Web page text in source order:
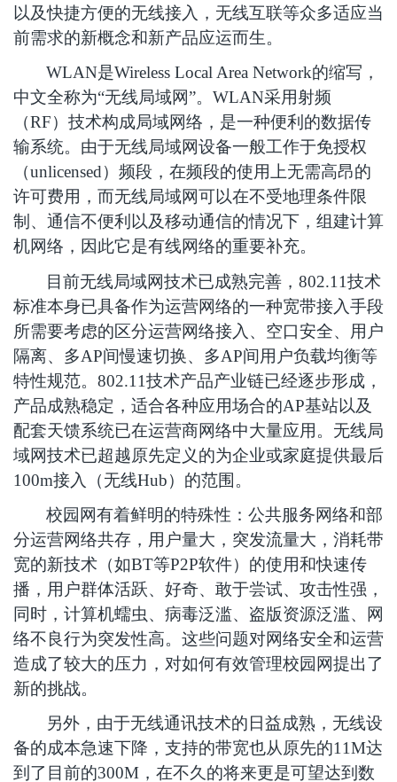
以及快捷方便的无线接入，无线互联等众多适应当
前需求的新概念和新产品应运而生。
WLAN是Wireless Local Area Network的缩写，
中文全称为“无线局域网”。WLAN采用射频
（RF）技术构成局域网络，是一种便利的数据传
输系统。由于无线局域网设备一般工作于免授权
（unlicensed）频段，在频段的使用上无需高昂的
许可费用，而无线局域网可以在不受地理条件限
制、通信不便利以及移动通信的情况下，组建计算
机网络，因此它是有线网络的重要补充。
目前无线局域网技术已成熟完善，802.11技术
标准本身已具备作为运营网络的一种宽带接入手段
所需要考虑的区分运营网络接入、空口安全、用户
隔离、多AP间慢速切换、多AP间用户负载均衡等
特性规范。802.11技术产品产业链已经逐步形成，
产品成熟稳定，适合各种应用场合的AP基站以及
配套天馈系统已在运营商网络中大量应用。无线局
域网技术已超越原先定义的为企业或家庭提供最后
100m接入（无线Hub）的范围。
校园网有着鲜明的特殊性：公共服务网络和部
分运营网络共存，用户量大，突发流量大，消耗带
宽的新技术（如BT等P2P软件）的使用和快速传
播，用户群体活跃、好奇、敢于尝试、攻击性强，
同时，计算机蠕虫、病毒泛滥、盗版资源泛滥、网
络不良行为突发性高。这些问题对网络安全和运营
造成了较大的压力，对如何有效管理校园网提出了
新的挑战。
另外，由于无线通讯技术的日益成熟，无线设
备的成本急速下降，支持的带宽也从原先的11M达
到了目前的300M，在不久的将来更是可望达到数